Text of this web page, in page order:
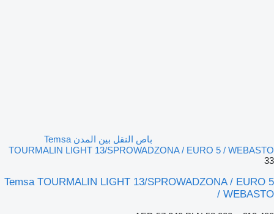
باص النقل بين المدن Temsa
TOURMALIN LIGHT 13/SPROWADZONA / EURO 5 / WEBASTO
33
Temsa TOURMALIN LIGHT 13/SPROWADZONA / EURO 5
/ WEBASTO